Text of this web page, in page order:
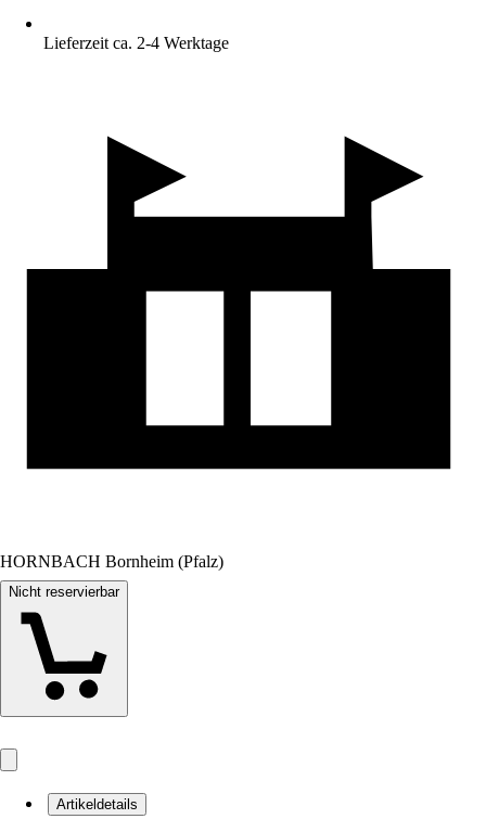
Lieferzeit ca. 2-4 Werktage
HORNBACH Bornheim (Pfalz)
Nicht reservierbar
Artikeldetails